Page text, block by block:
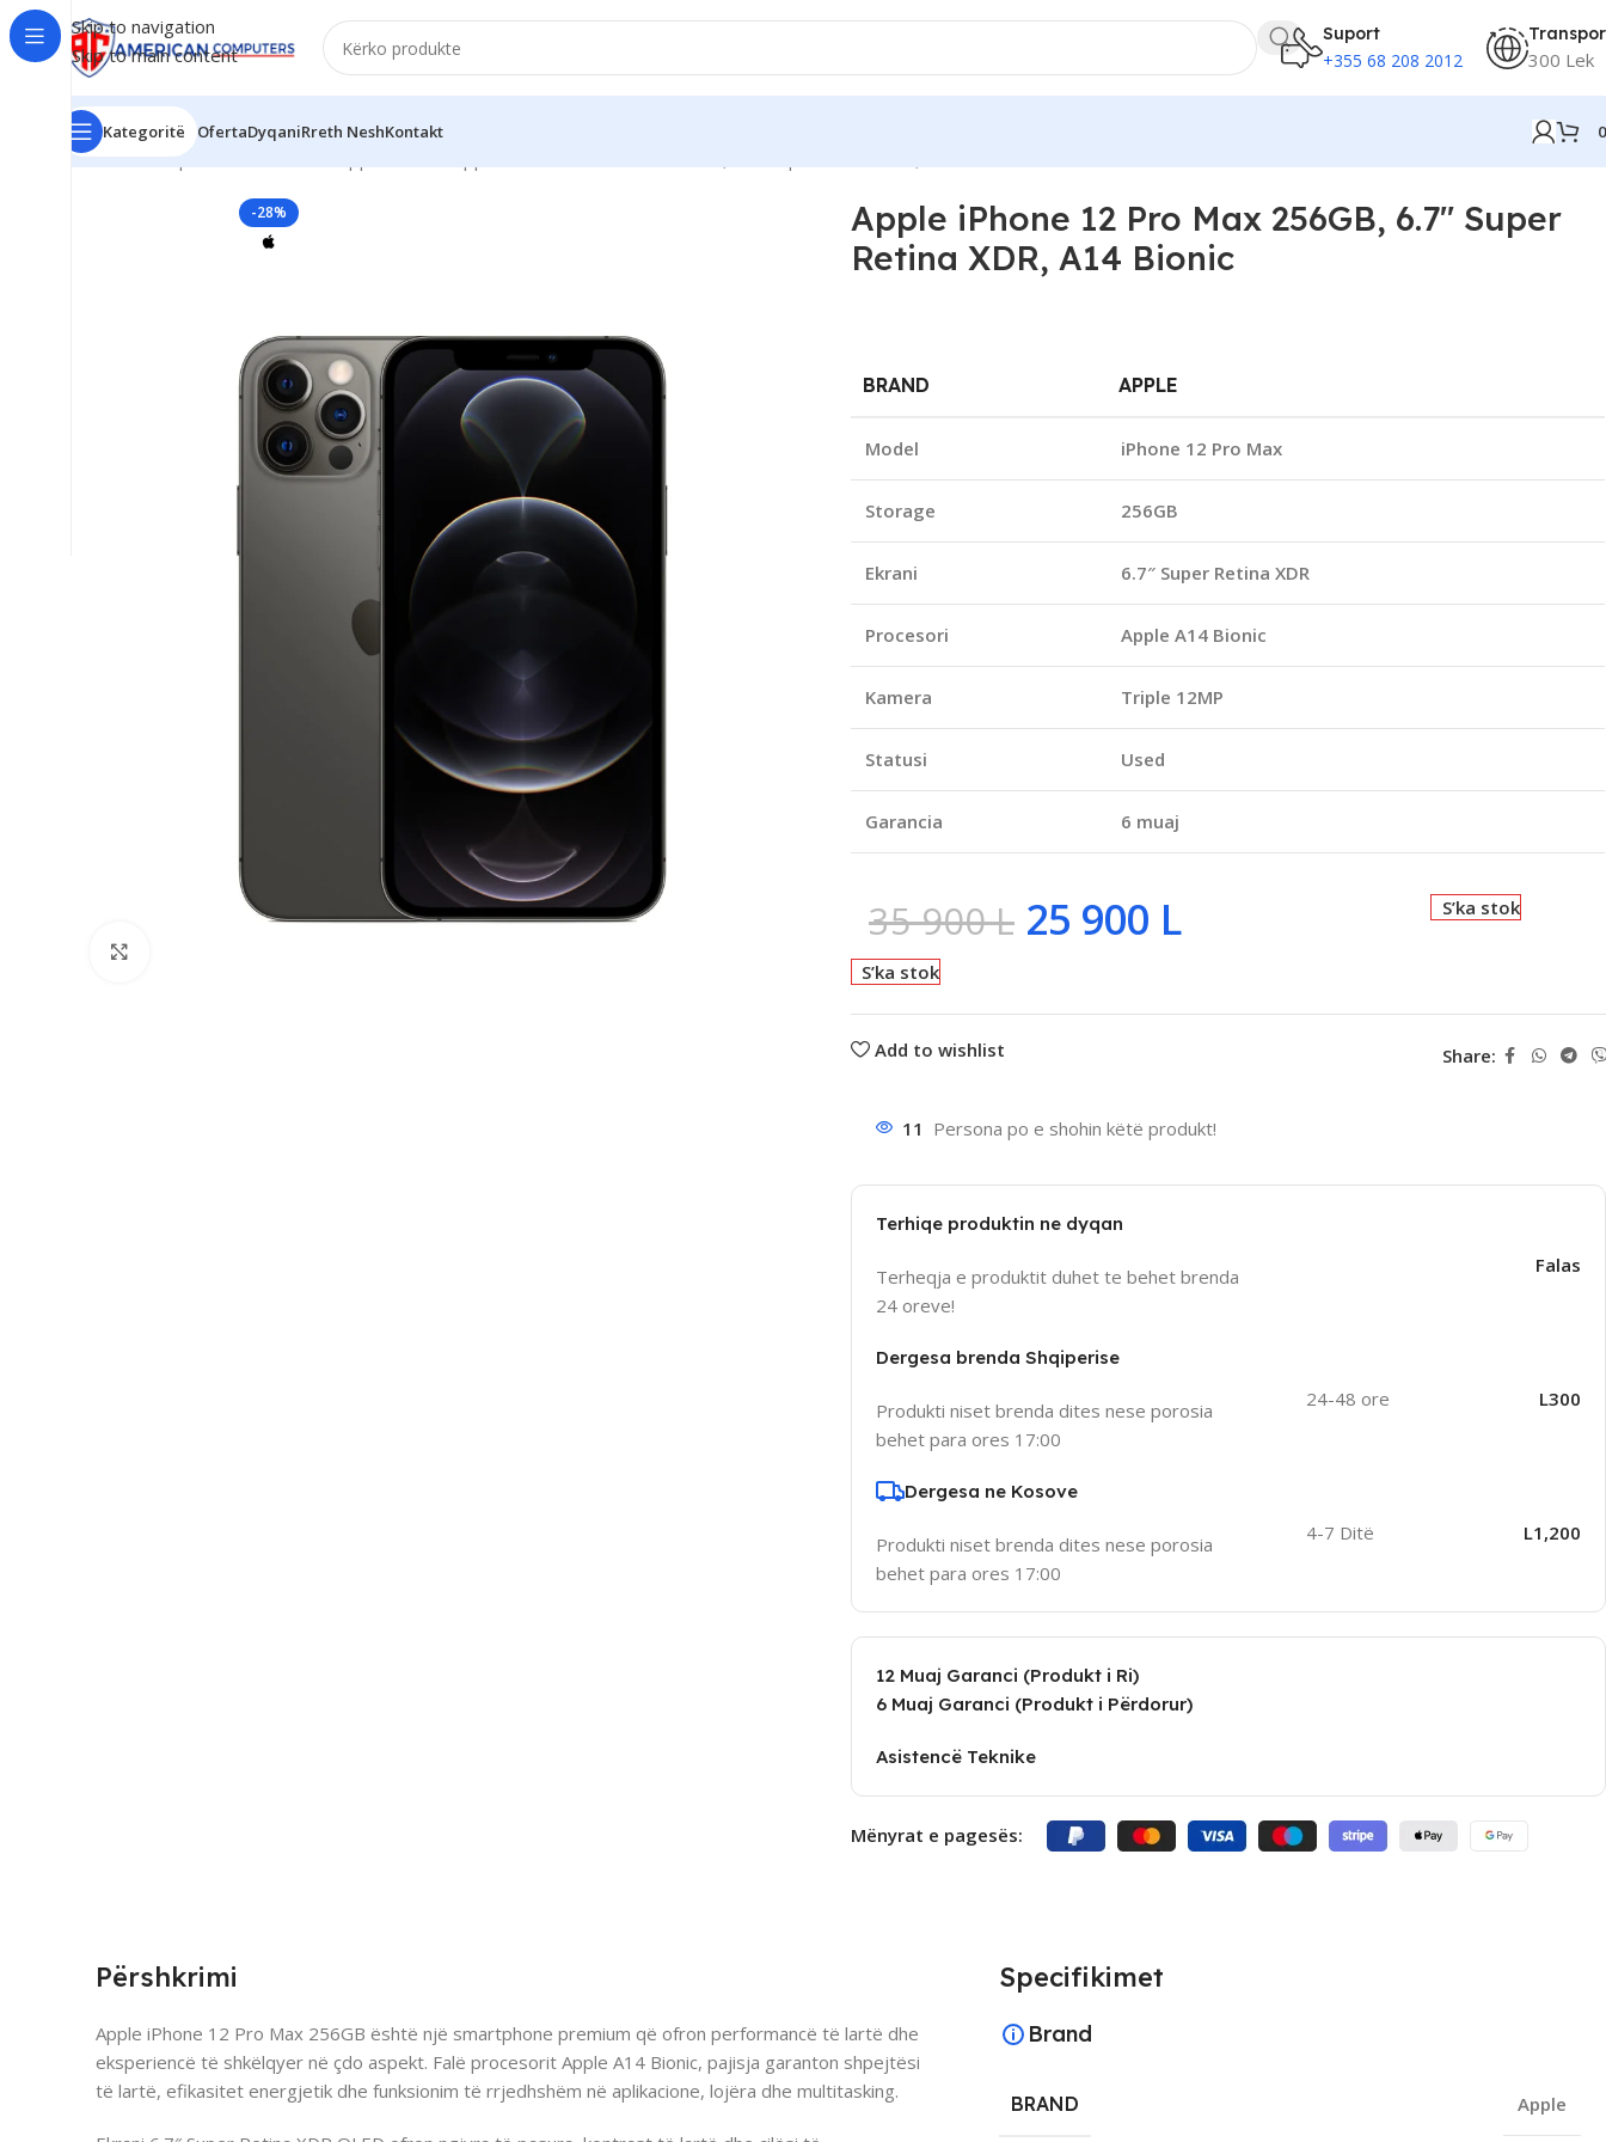
Skip to navigation
Skip to main content
Suport
+355 68 208 2012 300 Lek
Kategoritë OfertaDyqaniRreth NeshKontakt
Kreu Smartphone & Aksesorë
-28%
Apple iPhone 12 Pro Max 256GB, 6.7″ Super
Retina XDR, A14 Bionic
BRAND APPLE
Model iPhone 12 Pro Max
Storage 256GB
Ekrani 6.7″ Super Retina XDR
Procesori Apple A14 Bionic
Kamera Triple 12MP
Statusi Used
Garancia 6 muaj
35 900L 25 900 L S’ka stok
S’ka stok
Add to wishlist Share:
11 Persona po e shohin këtë produkt!
Terhiqe produktin ne dyqan
Terheqja e produktit duhet te behet brenda
24 oreve!
Falas
Dergesa brenda Shqiperise
Produkti niset brenda dites nese porosia
behet para ores 17:00
24-48 ore L300
Dergesa ne Kosove
Produkti niset brenda dites nese porosia
behet para ores 17:00
4-7 Ditë L1,200
12 Muaj Garanci (Produkt i Ri)
6 Muaj Garanci (Produkt i Përdorur)
Asistencë Teknike
Mënyrat e pagesës:
Përshkrimi
Apple iPhone 12 Pro Max 256GB është një smartphone premium që ofron performancë të lartë dhe
eksperiencë të shkëlqyer në çdo aspekt. Falë procesorit Apple A14 Bionic, pajisja garanton shpejtësi
të lartë, efikasitet energjetik dhe funksionim të rrjedhshëm në aplikacione, lojëra dhe multitasking.
Specifikimet
Brand
BRAND Apple